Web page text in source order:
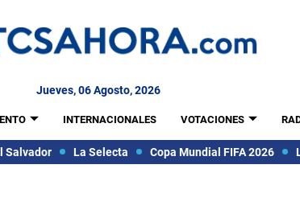
Jueves, 06 Agosto, 2026
INTERNACIONALES VOTACIONES
Salvador La Selecta Copa Mundial FIFA 2026